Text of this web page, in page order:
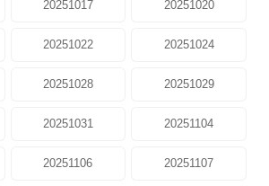
20251017 20251020
20251022 20251024
20251028 20251029
20251031 20251104
20251106 20251107